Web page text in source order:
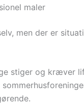
maler
men der er
stiger og kræver